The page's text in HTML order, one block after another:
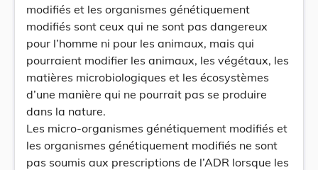
modifiés et les organismes génétiquement
modifiés sont ceux qui ne sont pas dangereux
pour l’homme ni pour les animaux, mais qui
pourraient modifier les animaux, les végétaux, les
matières microbiologiques et les écosystèmes
d’une manière qui ne pourrait pas se produire
dans la nature.
Les micro-organismes génétiquement modifiés et
les organismes génétiquement modifiés ne sont
pas soumis aux prescriptions de l’ADR lorsque les